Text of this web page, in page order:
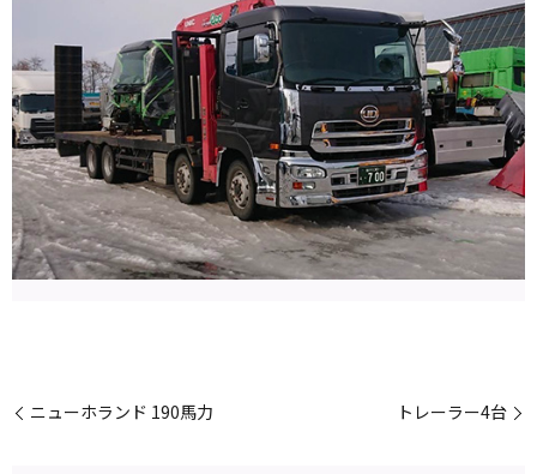
ニューホランド 190馬力 トレーラー4台